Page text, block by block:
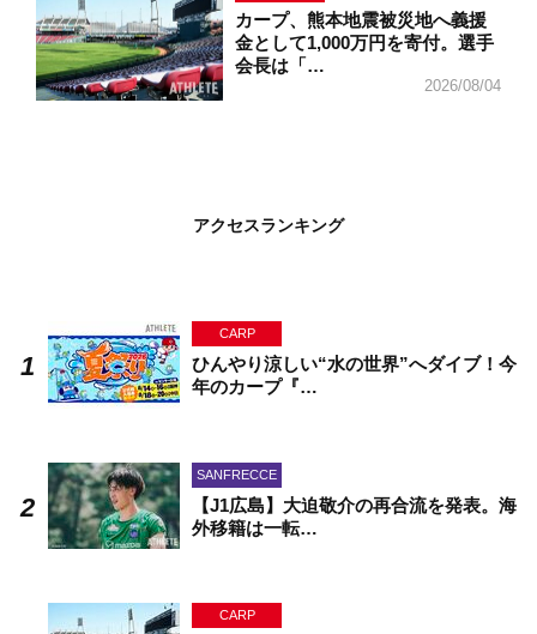
カープ、熊本地震被災地へ義援
金として1,000万円を寄付。選手
会長は「…
2026/08/04
アクセスランキング
CARP
ひんやり涼しい“水の世界”へダイブ！今
年のカープ『…
SANFRECCE
【J1広島】大迫敬介の再合流を発表。海
外移籍は一転…
CARP